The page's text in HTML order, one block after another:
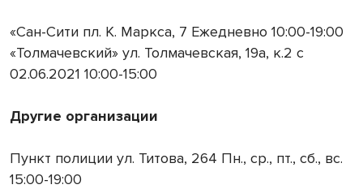
«Сан-Сити пл. К. Маркса, 7 Ежедневно 10:00-19:00
«Толмачевский» ул. Толмачевская, 19а, к.2 с
02.06.2021 10:00-15:00
Другие организации
Пункт полиции ул. Титова, 264 Пн., ср., пт., сб., вс.
15:00-19:00